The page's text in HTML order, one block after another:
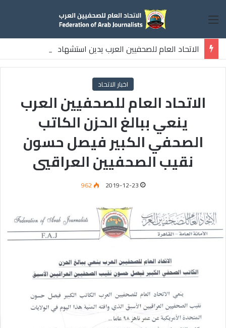
القائمة
الاتحاد العام للصحفيين العرب يدين استشهاد
ثلاثة صحفيين فلسطينيين باستهداف إسرائيلي وسط قطاع غزة
اخبار الاتحاد
الاتحاد العام للصحفيين العرب
ينعي ببالغ الحزن الكاتب
الصحفي الكبير فيصل حسون
نقيب الصحفيين العراقيي
2019-12-23
962